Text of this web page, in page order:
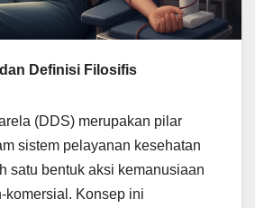
Definisi Filosifis
(DDS) merupakan pilar
sistem pelayanan kesehatan
satu bentuk aksi kemanusiaan
komersial. Konsep ini